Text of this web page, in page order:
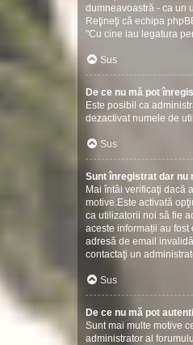
dumneavoastră - ca un
Reţineţi că echipa
"Cu cine iau legatura
Sus
De ce nu mă pot
Este posibil ca
dezactivat numele de
Sus
Sunt înregistrat dar nu
Mai întâi verificaţi dacă
motive.Este activată
ca utilizatorii noi să fie
aceste informații au
adresă de email
contactaţi un
Sus
De ce nu mă pot
Sunt mai multe motive
administrator al